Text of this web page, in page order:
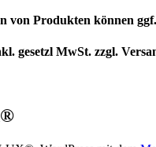
von Produkten können
gesetzl MwSt. zzgl.